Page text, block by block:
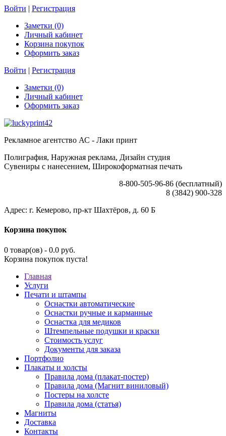
Войти | Регистрация
Заметки (0)
Личный кабинет
Корзина покупок
Оформить заказ
Войти | Регистрация
Заметки (0)
Личный кабинет
Оформить заказ
Рекламное агентство АС - Лаки принт
Полиграфия, Наружная реклама, Дизайн студия
Сувениры с нанесением, Широкоформатная печать
8-800-505-96-86 (бесплатный)
8 (3842) 900-328
Адрес: г. Кемерово, пр-кт Шахтёров, д. 60 Б
Корзина покупок
0 товар(ов) - 0.0 руб.
Корзина покупок пуста!
Главная
Услуги
Печати и штампы
Оснастки автоматические
Оснастки ручные и карманные
Оснастка для медиков
Штемпельные подушки и краски
Стоимость услуг
Документы для заказа
Портфолио
Плакаты и холсты
Правила дома (плакат-постер)
Правила дома (Магнит виниловый)
Постеры на холсте
Правила дома (статья)
Магниты
Доставка
Контакты